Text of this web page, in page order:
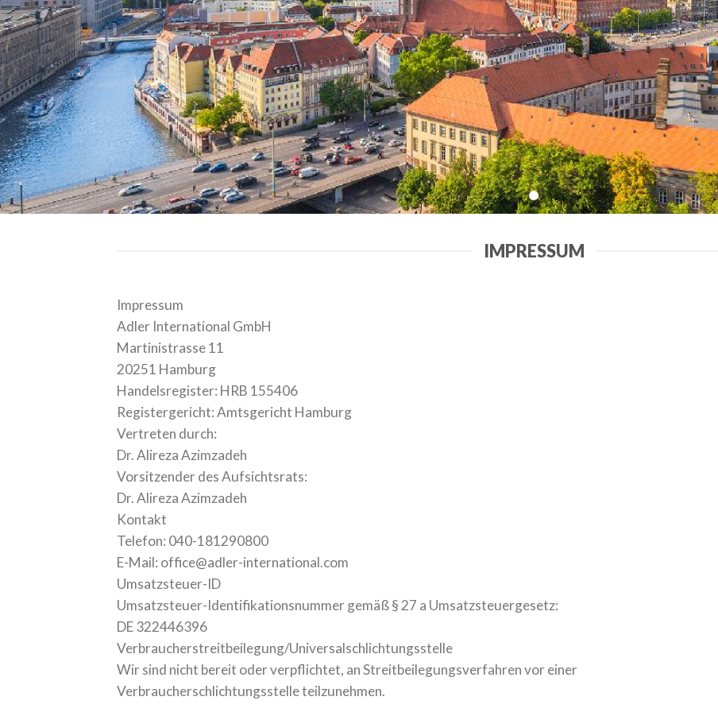
IMPRESSUM
Impressum
Adler International GmbH
Martinistrasse 11
20251 Hamburg
Handelsregister: HRB 155406
Registergericht: Amtsgericht Hamburg
Vertreten durch:
Dr. Alireza Azimzadeh
Vorsitzender des Aufsichtsrats:
Dr. Alireza Azimzadeh
Kontakt
Telefon: 040-181290800
E-Mail: office@adler-international.com
Umsatzsteuer-ID
Umsatzsteuer-Identifikationsnummer gemäß § 27 a Umsatzsteuergesetz:
DE 322446396
Verbraucherstreitbeilegung/Universalschlichtungsstelle
Wir sind nicht bereit oder verpflichtet, an Streitbeilegungsverfahren vor einer
Verbraucherschlichtungsstelle teilzunehmen.